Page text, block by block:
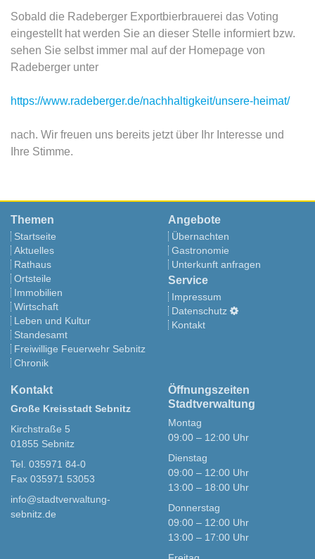
Sobald die Radeberger Exportbierbrauerei das Voting
eingestellt hat werden Sie an dieser Stelle informiert bzw.
sehen Sie selbst immer mal auf der Homepage von
Radeberger unter
https://www.radeberger.de/nachhaltigkeit/unsere-heimat/
nach. Wir freuen uns bereits jetzt über Ihr Interesse und
Ihre Stimme.
Themen
Startseite
Aktuelles
Rathaus
Ortsteile
Immobilien
Wirtschaft
Leben und Kultur
Standesamt
Freiwillige Feuerwehr Sebnitz
Chronik
Angebote
Übernachten
Gastronomie
Unterkunft anfragen
Service
Impressum
Datenschutz
Kontakt
Kontakt
Große Kreisstadt Sebnitz
Kirchstraße 5
01855 Sebnitz
Tel. 035971 84-0
Fax 035971 53053
info@stadtverwaltung-
sebnitz.de
Öffnungszeiten
Stadtverwaltung
Montag
09:00 – 12:00 Uhr
Dienstag
09:00 – 12:00 Uhr
13:00 – 18:00 Uhr
Donnerstag
09:00 – 12:00 Uhr
13:00 – 17:00 Uhr